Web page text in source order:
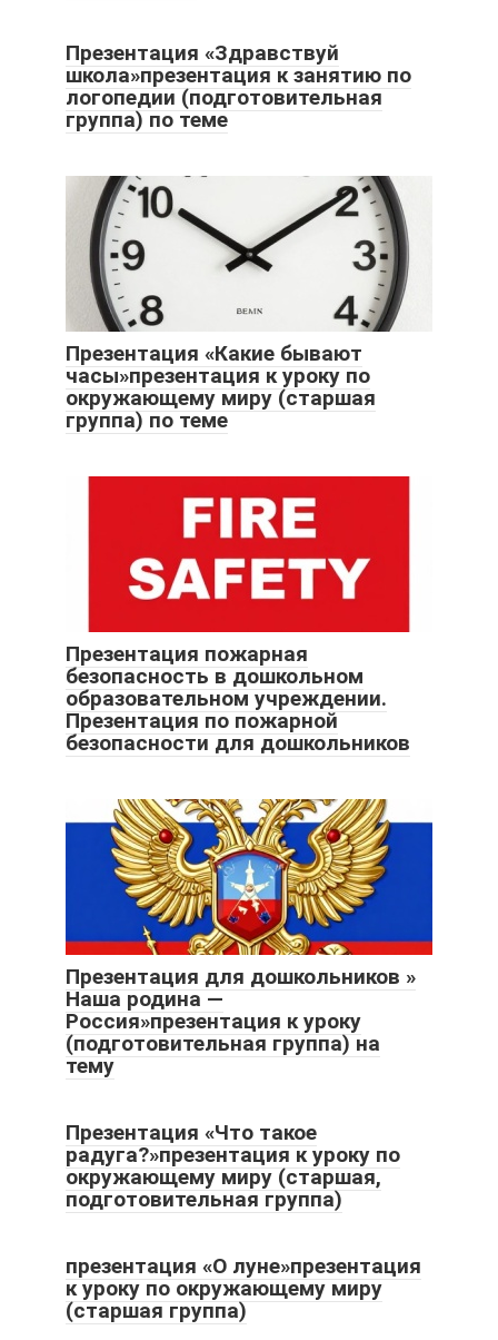
Презентация «Здравствуй
школа»презентация к занятию по
логопедии (подготовительная
группа) по теме
Презентация «Какие бывают
часы»презентация к уроку по
окружающему миру (старшая
группа) по теме
Презентация пожарная
безопасность в дошкольном
образовательном учреждении.
Презентация по пожарной
безопасности для дошкольников
Презентация для дошкольников »
Наша родина —
Россия»презентация к уроку
(подготовительная группа) на
тему
Презентация «Что такое
радуга?»презентация к уроку по
окружающему миру (старшая,
подготовительная группа)
презентация «О луне»презентация
к уроку по окружающему миру
(старшая группа)